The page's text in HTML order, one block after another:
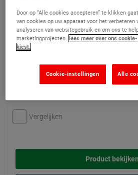
Vergelijken
Product bekijken
Door op “Alle cookies accepteren” te klikken
van cookies op uw apparaat voor het verbeteren
analyseren van websitegebruik en om ons te
marketingprojecten. lees meer over ons
kiest.
Alle
Cookie-instellingen